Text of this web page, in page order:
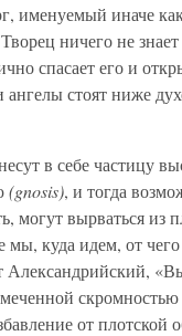
именуемый иначе
ничего не
спасает его и
стоят ниже
в себе частицу
(gnosis), и тогда
могут вырваться
мы, куда идем, от
от